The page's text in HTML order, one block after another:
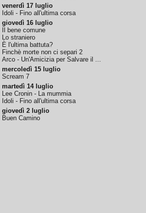
venerdì 17 luglio
Idoli - Fino all'ultima corsa
giovedì 16 luglio
Il bene comune
Lo straniero
È l'ultima battuta?
Finchè morte non ci separi 2
Arco - Un'Amicizia per Salvare il ...
mercoledì 15 luglio
Scream 7
martedì 14 luglio
Lee Cronin - La mummia
Idoli - Fino all'ultima corsa
giovedì 2 luglio
Buen Camino